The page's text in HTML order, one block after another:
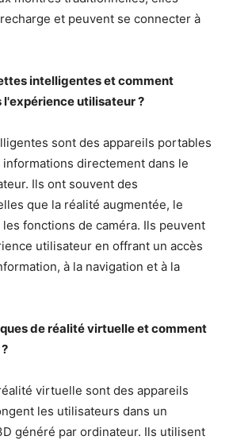
et peuvent se connecter à
intelligentes et comment
utilisateur ?
sont des appareils portables
directement dans le
Ils ont souvent des
que la réalité augmentée, le
fonctions de caméra. Ils peuvent
utilisateur en offrant un accès
à la navigation et à la
de réalité virtuelle et comment
virtuelle sont des appareils
les utilisateurs dans un
généré par ordinateur. Ils utilisent